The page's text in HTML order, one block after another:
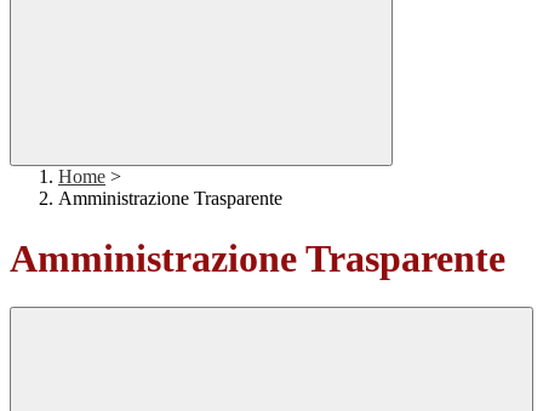
Home >
Amministrazione Trasparente
Amministrazione Trasparente